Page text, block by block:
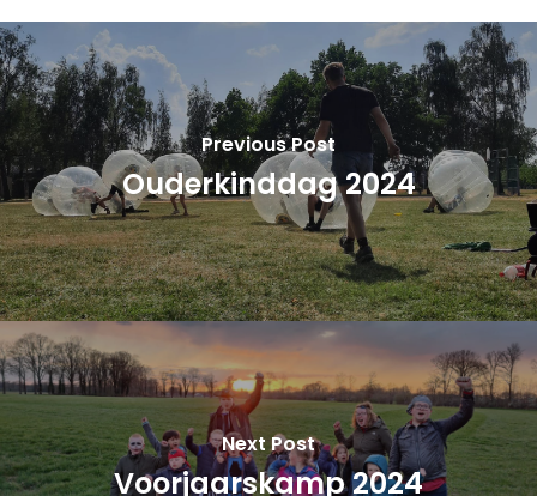
Previous Post
Ouderkinddag 2024
Next Post
Voorjaarskamp 2024